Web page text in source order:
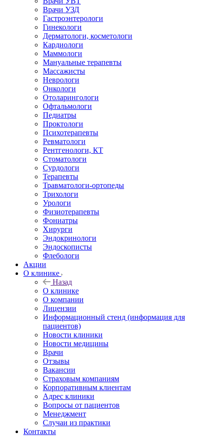
Врачи УЗД
Гастроэнтерологи
Гинекологи
Дерматологи, косметологи
Кардиологи
Маммологи
Мануальные терапевты
Массажисты
Неврологи
Онкологи
Отоларингологи
Офтальмологи
Педиатры
Проктологи
Психотерапевты
Ревматологи
Рентгенологи, КТ
Стоматологи
Сурдологи
Терапевты
Травматологи-ортопеды
Трихологи
Урологи
Физиотерапевты
Фониатры
Хирурги
Эндокринологи
Эндоскописты
Флебологи
Акции
О клинике
Назад
О клинике
О компании
Лицензии
Информационный стенд (информация для
пациентов)
Новости клиники
Новости медицины
Врачи
Отзывы
Вакансии
Страховым компаниям
Корпоративным клиентам
Адрес клиники
Вопросы от пациентов
Менеджмент
Случаи из практики
Контакты